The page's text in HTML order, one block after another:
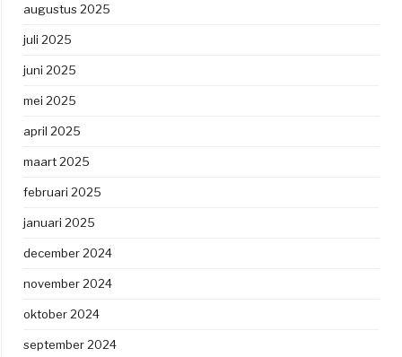
augustus 2025
juli 2025
juni 2025
mei 2025
april 2025
maart 2025
februari 2025
januari 2025
december 2024
november 2024
oktober 2024
september 2024